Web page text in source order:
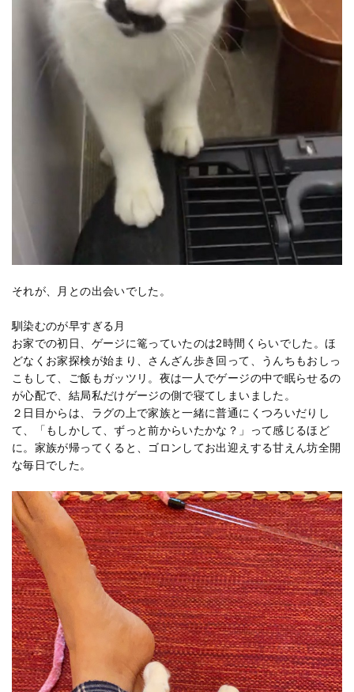
それが、月との出会いでした。
馴染むのが早すぎる月
お家での初日、ゲージに篭っていたのは2時間くらいでした。ほ
どなくお家探検が始まり、さんざん歩き回って、うんちもおしっ
こもして、ご飯もガッツリ。夜は一人でゲージの中で眠らせるの
が心配で、結局私だけゲージの側で寝てしまいました。
２日目からは、ラグの上で家族と一緒に普通にくつろいだりし
て、「もしかして、ずっと前からいたかな？」って感じるほど
に。家族が帰ってくると、ゴロンしてお出迎えする甘えん坊全開
な毎日でした。